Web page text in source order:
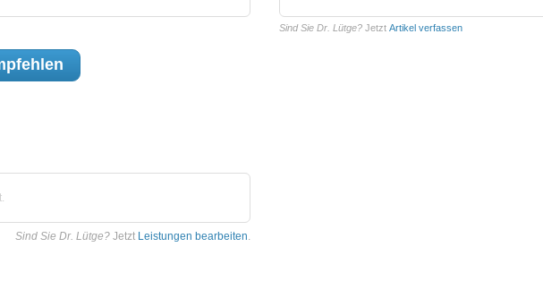
Sind Sie Dr. Lütge? Jetzt Leistungen bearbeiten.
Sind Sie Dr. Lütge? Jetzt Artikel verfassen